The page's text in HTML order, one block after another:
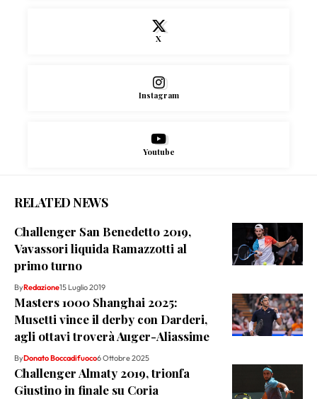
X
Instagram
Youtube
RELATED NEWS
Challenger San Benedetto 2019,
Vavassori liquida Ramazzotti al
primo turno
ByRedazione15 Luglio 2019
Masters 1000 Shanghai 2025:
Musetti vince il derby con Darderi,
agli ottavi troverà Auger-Aliassime
ByDonato Boccadifuoco6 Ottobre 2025
Challenger Almaty 2019, trionfa
Giustino in finale su Coria